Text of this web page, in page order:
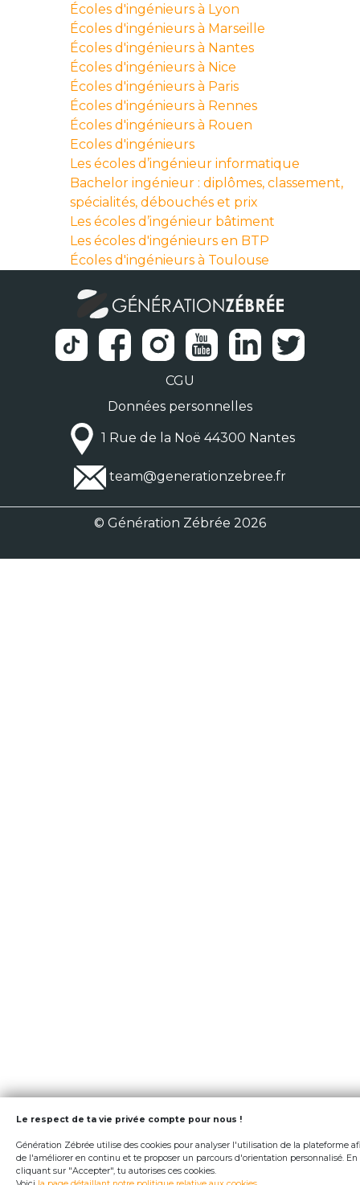
Écoles d'ingénieurs à Lyon
Écoles d'ingénieurs à Marseille
Écoles d'ingénieurs à Nantes
Écoles d'ingénieurs à Nice
Écoles d'ingénieurs à Paris
Écoles d'ingénieurs à Rennes
Écoles d'ingénieurs à Rouen
Ecoles d'ingénieurs
Les écoles d’ingénieur informatique
Bachelor ingénieur : diplômes, classement,
spécialités, débouchés et prix
Les écoles d’ingénieur bâtiment
Les écoles d'ingénieurs en BTP
Écoles d'ingénieurs à Toulouse
CGU
Données personnelles
1 Rue de la Noë 44300 Nantes
team@generationzebree.fr
© Génération Zébrée 2026
Le respect de ta vie privée compte pour nous !
Génération Zébrée utilise des cookies pour analyser l'utilisation de la plateforme
de l'améliorer en continu et te proposer un parcours d'orientation personnalisé. En
cliquant sur "Accepter", tu autorises ces cookies.